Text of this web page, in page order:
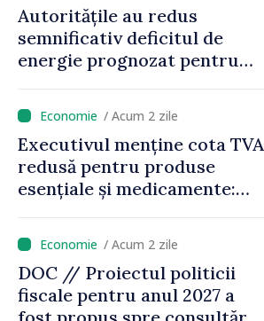
Autoritățile au redus
semnificativ deficitul de
energie prognozat pentru
/ Acum 2 zile
Executivul menține cota TVA
redusă pentru produse
esențiale și medicamente:
pe seama consumului de
bază al oamenilor”
/ Acum 2 zile
DOC // Proiectul politicii
fiscale pentru anul 2027 a